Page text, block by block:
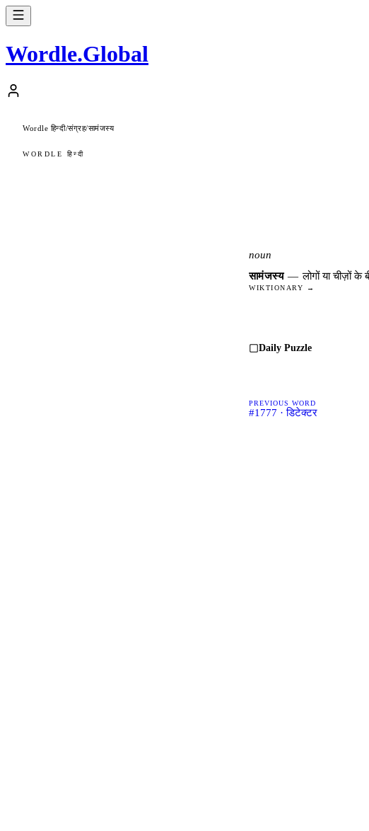
Wordle.Global
Wordle हिन्दी/संग्रह/सामंजस्य
WORDLE हिन्दी
noun
सामंजस्य — लोगों या चीज़ों
WIKTIONARY →
Daily Puzzle
PREVIOUS WORD
#1777 · डिटेक्टर